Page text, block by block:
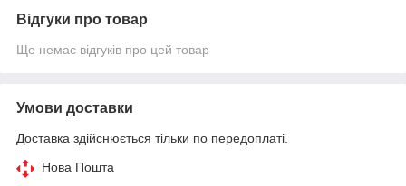
Відгуки про товар
Ще немає відгуків про цей товар
Умови доставки
Доставка здійснюється тільки по передоплаті.
Нова Пошта